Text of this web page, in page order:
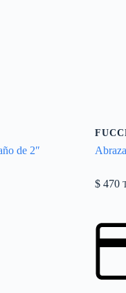
de 2″
$470